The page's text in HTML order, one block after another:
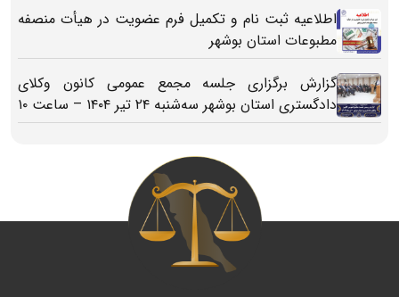
اطلاعیه ثبت‌ نام و تکمیل فرم عضویت در هیأت منصفه
مطبوعات استان بوشهر
گزارش برگزاری جلسه مجمع عمومی کانون وکلای
دادگستری استان بوشهر سه‌شنبه ۲۴ تیر ۱۴۰۴ – ساعت ۱۰
تا ۱۳:۳۰